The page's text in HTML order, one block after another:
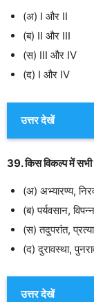
(अ) I और II
(ब) II और III
(स) III और IV
(द) I और IV
उत्तर देखें
39. किस विकल्प में सभी
(अ) अभ्यारण्य,
(ब) पर्यवसान,
(स) तदुपरांत,
(द) दुरावस्था,
उत्तर देखें